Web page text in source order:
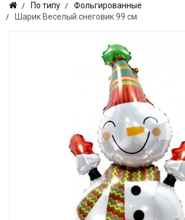
По типу
Фольгированные
Шарик Веселый снеговик 99 см